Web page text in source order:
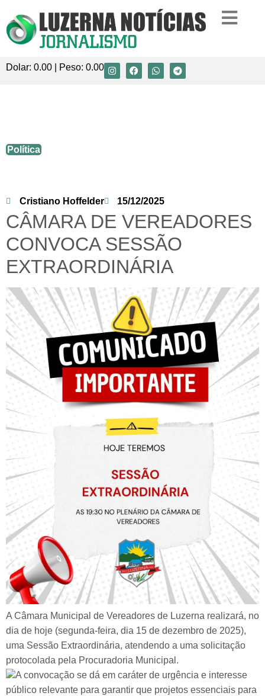
Dolar: 0.00 | Peso: 0.00
Política
Cristiano Hoffelder 15/12/2025
CÂMARA DE VEREADORES
CONVOCA SESSÃO
EXTRAORDINÁRIA
A Câmara Municipal de Vereadores de Luzerna realizará, no
dia de hoje (segunda-feira, dia 15 de dezembro de 2025),
uma Sessão Extraordinária, atendendo a uma solicitação
protocolada pela Procuradoria Municipal.
A convocação se dá em caráter de urgência e interesse
público relevante para garantir que projetos essenciais para